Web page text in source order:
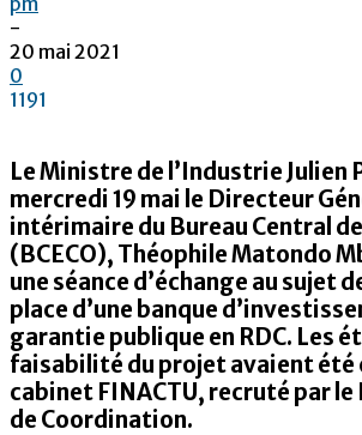
-
20 mai 2021
0
1191
Le Ministre de l’Industrie Julien
mercredi 19 mai le Directeur
intérimaire du Bureau Central
(BCECO), Théophile Matondo
une séance d’échange au sujet
place d’une banque
garantie publique en RDC. Les
faisabilité du projet avaient été
cabinet FINACTU, recruté par le
de Coordination.